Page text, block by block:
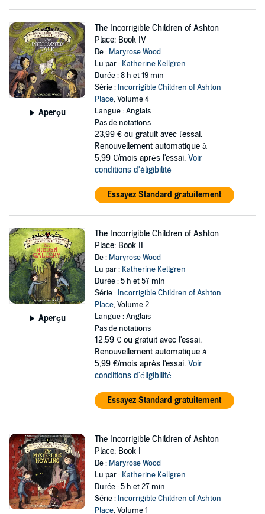
Aperçu
The Incorrigible Children of Ashton
Place: Book IV
De : Maryrose Wood
Lu par : Katherine Kellgren
Durée : 8 h et 19 min
Série : Incorrigible Children of Ashton
Place, Volume 4
Langue : Anglais
Pas de notations
23,99 € ou gratuit avec l'essai.
Renouvellement automatique à
5,99 €/mois après l'essai. Voir
conditions d'éligibilité
Essayez Standard gratuitement
Aperçu
The Incorrigible Children of Ashton
Place: Book II
De : Maryrose Wood
Lu par : Katherine Kellgren
Durée : 5 h et 57 min
Série : Incorrigible Children of Ashton
Place, Volume 2
Langue : Anglais
Pas de notations
12,59 € ou gratuit avec l'essai.
Renouvellement automatique à
5,99 €/mois après l'essai. Voir
conditions d'éligibilité
Essayez Standard gratuitement
The Incorrigible Children of Ashton
Place: Book I
De : Maryrose Wood
Lu par : Katherine Kellgren
Durée : 5 h et 27 min
Série : Incorrigible Children of Ashton
Place, Volume 1